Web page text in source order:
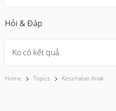
Hỏi & Đáp
Ko có kết quả
Home Topics Kesehatan Anak